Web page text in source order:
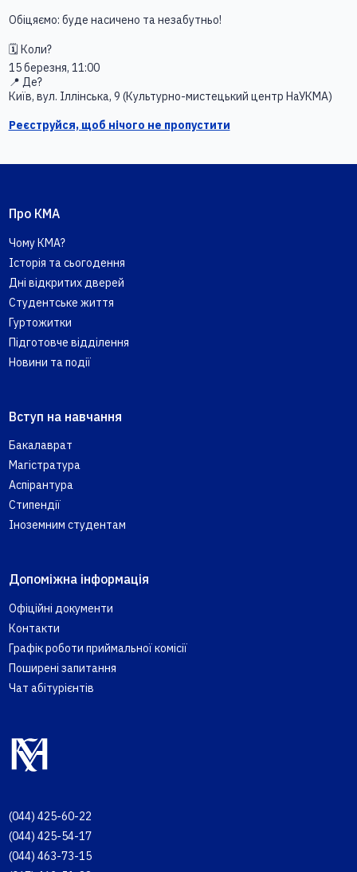
Обіцяємо: буде насичено та незабутньо!
🗓 Коли?
15 березня, 11:00
📍 Де?
Київ, вул. Іллінська, 9 (Культурно-мистецький центр НаУКМА)
Реєструйся, щоб нічого не пропустити
(044) 425-60-22
(044) 425-54-17
(044) 463-73-15
Про КМА
Чому КМА?
Історія та сьогодення
Дні відкритих дверей
Студентське життя
Гуртожитки
Підготовче відділення
Новини та події
Вступ на навчання
Бакалаврат
Магістратура
Аспірантура
Стипендії
Іноземним студентам
Допоміжна інформація
Офіційні документи
Контакти
Графік роботи приймальної комісії
Поширені запитання
Чат абітурієнтів